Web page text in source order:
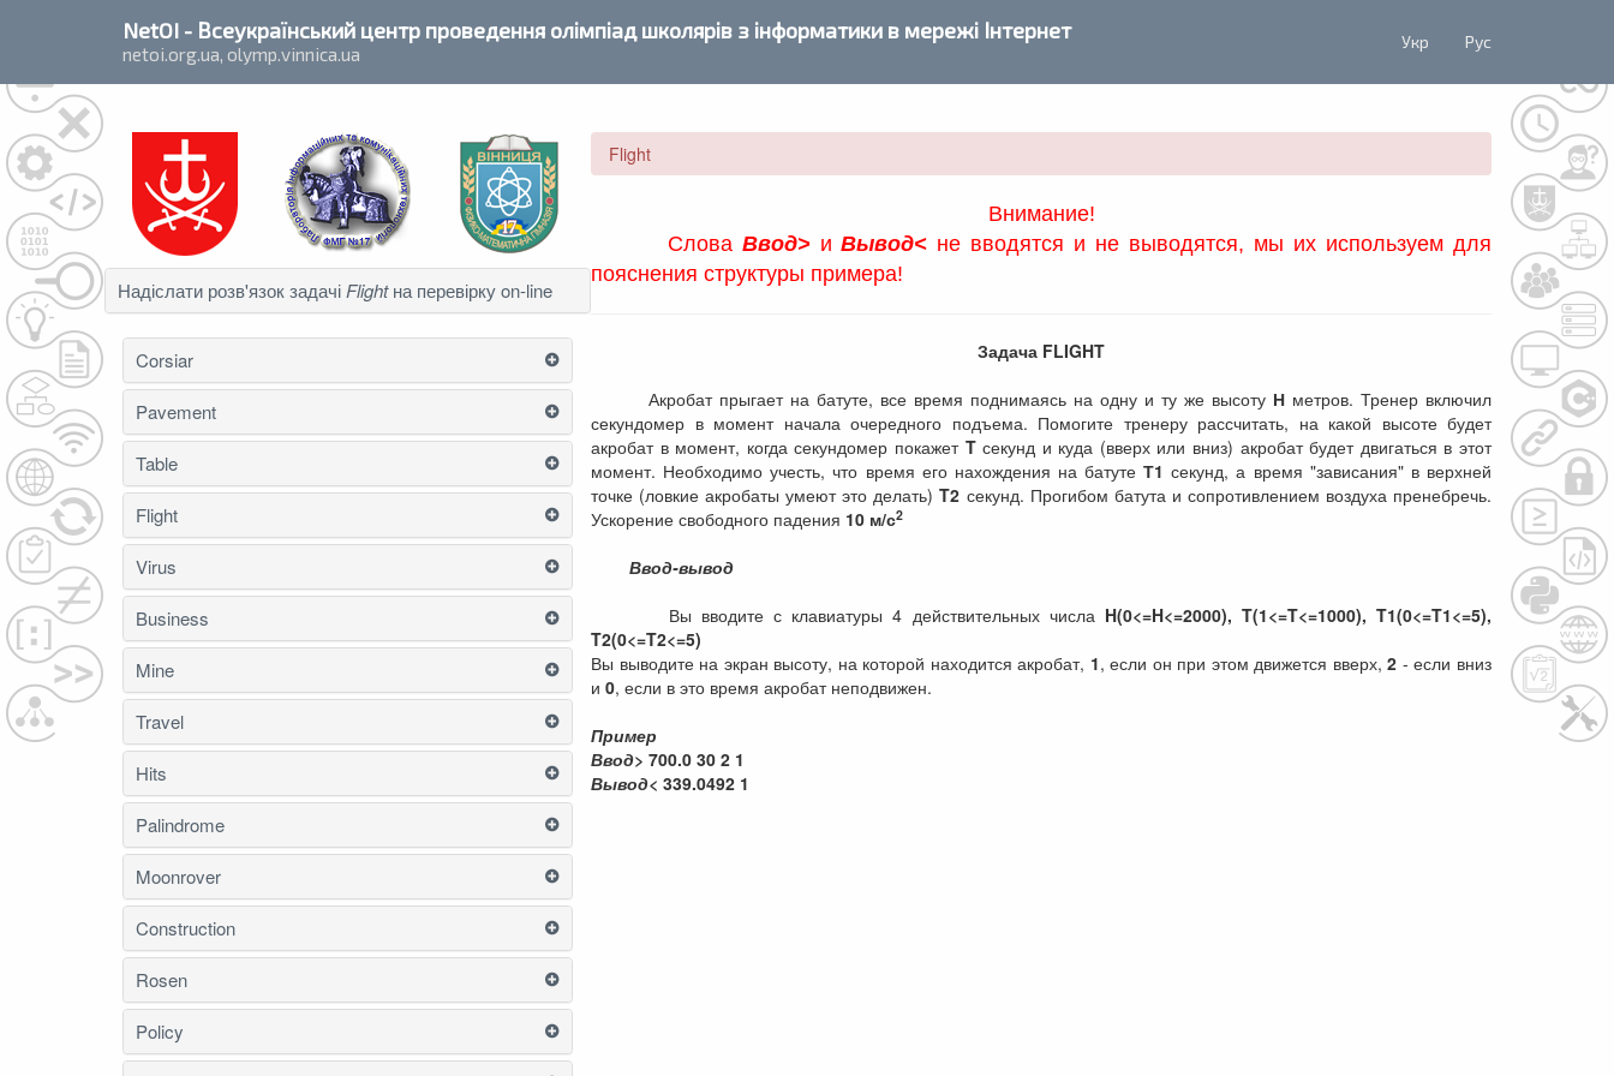
NetOI - Всеукраїнський центр проведення олімпіад школярів з інформатики в мережі Інтернет
netoi.org.ua, olymp.vinnica.ua
Укр Рус
Надіслати розв'язок задачі Flightна перевірку on-line
Corsiar
Pavement
Table
Flight
Virus
Business
Mine
Travel
Hits
Palindrome
Moonrover
Construction
Rosen
Policy
Flight
Внимание!
Слова Ввод> иВывод< не вводятся и не выводятся, мы их используем для
пояснения структуры примера!
Задача FLIGHT
Акробат прыгает на батуте, все время поднимаясь на одну и ту же высоту Н метров. Тренер включил
секундомер в момент начала очередного подъема. Помогите тренеру рассчитать, на какой высоте будет
акробат в момент, когда секундомер покажет Tсекунд и куда (вверх или вниз) акробат будет двигаться в этот
момент. Необходимо учесть, что время его нахождения на батутеТ1 секунд, а время "зависания" в верхней
точке (ловкие акробаты умеют это делать)T2 секунд. Прогибом батута и сопротивлением воздуха пренебречь.
Ускорение свободного падения 10 м/с2
Ввод-вывод
Вы вводите с клавиатуры 4 действительных числа H(0<=H<=2000), T(1<=T<=1000), T1(0<=T1<=5),
T2(0<=T2<=5)
Вы выводите на экран высоту, на которой находится акробат, 1, если он при этом движется вверх,2 - если вниз
и 0, если в это время акробат неподвижен.
Пример
Ввод> 700.0 30 2 1
Вывод< 339.0492 1